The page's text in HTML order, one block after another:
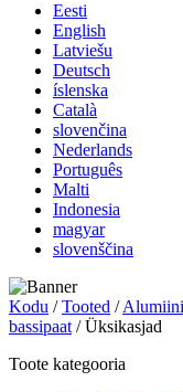
Eesti
English
Latviešu
Deutsch
íslenska
Català
slovenčina
Nederlands
Português
Malti
Indonesia
magyar
slovenščina
Kodu /Tooted /
bassipaat / Üksikasjad
Toote kategooria